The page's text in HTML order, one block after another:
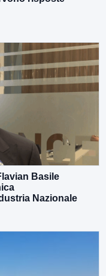
Basile
Nazionale